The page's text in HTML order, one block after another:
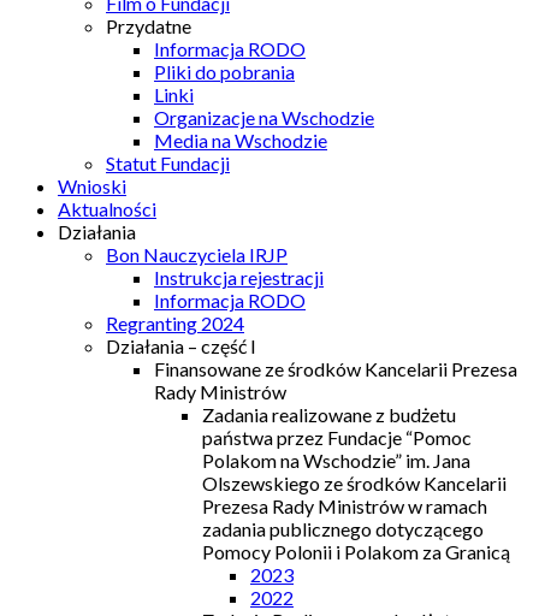
Przydatne
Informacja RODO
Pliki do pobrania
Linki
Organizacje na Wschodzie
Media na Wschodzie
Statut Fundacji
Wnioski
Aktualności
Działania
Bon Nauczyciela IRJP
Instrukcja rejestracji
Informacja RODO
Regranting 2024
Działania – część I
Finansowane ze środków Kancelarii Prezesa
Rady Ministrów
Zadania realizowane z budżetu
państwa przez Fundacje “Pomoc
Polakom na Wschodzie” im. Jana
Olszewskiego ze środków Kancelarii
Prezesa Rady Ministrów w ramach
zadania publicznego dotyczącego
Pomocy Polonii i Polakom za Granicą
2023
2022